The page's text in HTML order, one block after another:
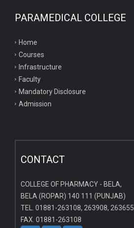
PARAMEDICAL COLLEGE
Home
Courses
Infrastructure
Faculty
Mandatory Disclosure
Admission
CONTACT
COLLEGE OF PHARMACY - BELA,
BELA (ROPAR) 140 111 (PUNJAB)
TEL. 01881-263108, 263908, 263655
FAX. 01881-263108